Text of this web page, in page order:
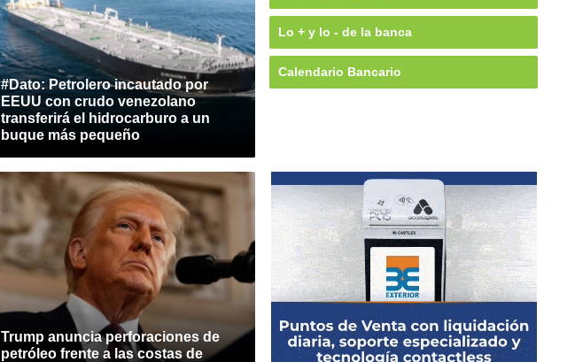
#Dato: Petrolero incautado por
EEUU con crudo venezolano
transferirá el hidrocarburo a un
buque más pequeño
Trump anuncia perforaciones de
petróleo frente a las costas de
Lo + y lo - de la banca
Calendario Bancario